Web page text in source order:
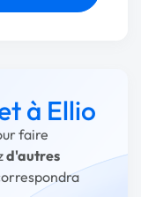
à Ellio
faire
d'autres